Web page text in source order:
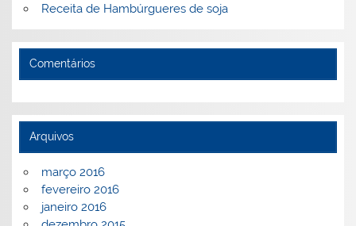
Receita de Hambúrgueres de soja
Comentários
Arquivos
março 2016
fevereiro 2016
janeiro 2016